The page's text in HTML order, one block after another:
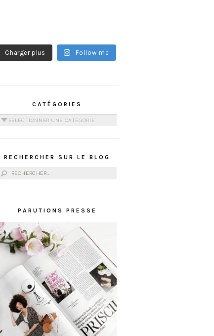
Charger plus Follow me
CATÉGORIES
Catégories
RECHERCHER SUR LE BLOG
Rechercher :
PARUTIONS PRESSE